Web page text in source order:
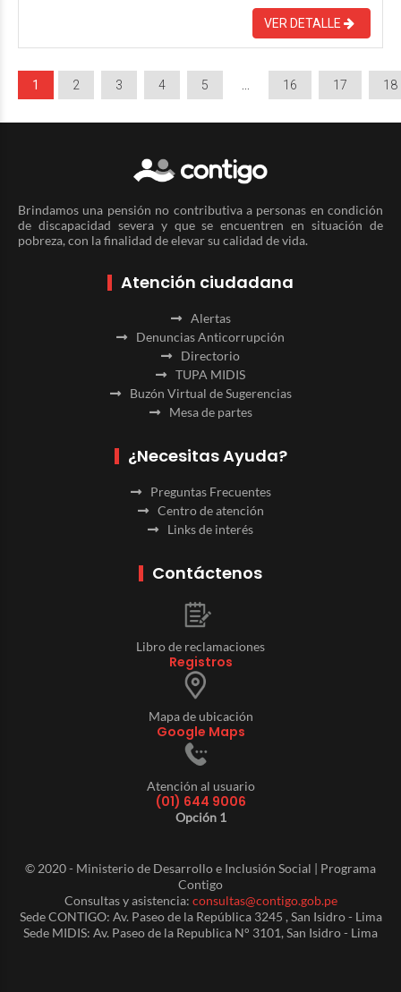
VER DETALLE
1 2 3 4 5 16 17 18
Brindamos una pensión no contributiva a personas en condición
de discapacidad severa y que se encuentren en situación de
pobreza, con la finalidad de elevar su calidad de vida.
Atención ciudadana
Alertas
Denuncias Anticorrupción
Directorio
TUPA MIDIS
Buzón Virtual de Sugerencias
Mesa de partes
¿Necesitas Ayuda?
Preguntas Frecuentes
Centro de atención
Links de interés
Contáctenos
Libro de reclamaciones
Registros
Mapa de ubicación
Google Maps
Atención al usuario
(01) 644 9006
Opción 1
© 2020 - Ministerio de Desarrollo e Inclusión Social | Programa
Contigo
Consultas y asistencia: consultas@contigo.gob.pe
Sede CONTIGO: Av. Paseo de la República 3245 , San Isidro - Lima
Sede MIDIS: Av. Paseo de la Republica N° 3101, San Isidro - Lima